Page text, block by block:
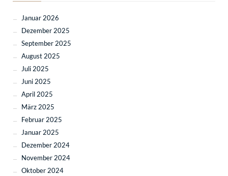
Januar 2026
Dezember 2025
September 2025
August 2025
Juli 2025
Juni 2025
April 2025
März 2025
Februar 2025
Januar 2025
Dezember 2024
November 2024
Oktober 2024